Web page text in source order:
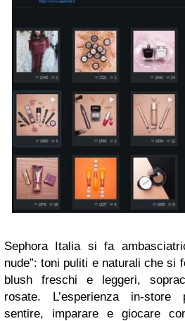
Sephora Italia si fa
nude”: toni puliti e naturali che si
blush freschi e leggeri,
rosate. L’esperienza in-
sentire, imparare e giocare